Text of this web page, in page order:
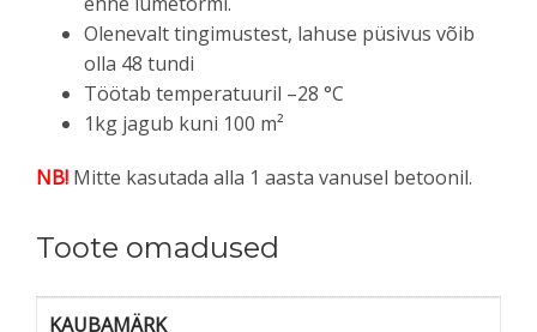
Olenevalt tingimustest, lahuse püsivus võib
olla 48 tundi
Töötab temperatuuril –28 °C
1kg jagub kuni 100 m²
NB! Mitte kasutada alla 1 aasta vanusel betoonil.
Toote omadused
KAUBAMÄRK